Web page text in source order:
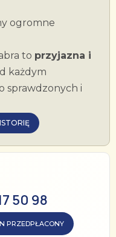
ogromne
to przyjazna i
każdym
sprawdzonych i
50 98
PRZEDPŁACONY